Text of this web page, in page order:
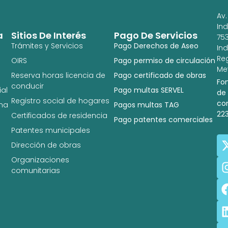
Pago De Servicios
Pago Derechos de Aseo
Pago permiso de circulación
Pago certificado de obras
Pago multas SERVEL
Pagos multas TAG
Pago patentes comerciales
Sitios De Interés
Trámites y Servicios
OIRS
Reserva horas licencia de
conducir
Registro social de hogares
Certificados de residencia
Patentes municipales
Dirección de obras
Organizaciones
comunitarias
Av.
de